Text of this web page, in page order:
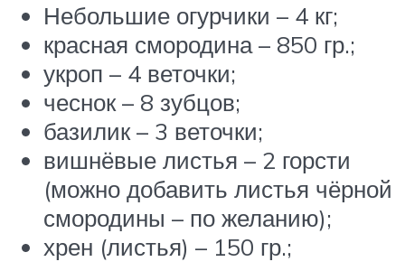
Небольшие огурчики – 4 кг;
красная смородина – 850 гр.;
укроп – 4 веточки;
чеснок – 8 зубцов;
базилик – 3 веточки;
вишнёвые листья – 2 горсти
(можно добавить листья чёрной
смородины – по желанию);
хрен (листья) – 150 гр.;